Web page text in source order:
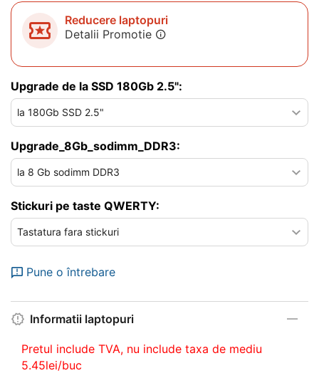
Reducere laptopuri
Detalii Promotie
Upgrade de la SSD 180Gb 2.5":
Upgrade_8Gb_sodimm_DDR3:
Stickuri pe taste QWERTY:
Pune o întrebare
Informatii laptopuri
Pretul include TVA, nu include taxa de mediu
5.45lei/buc